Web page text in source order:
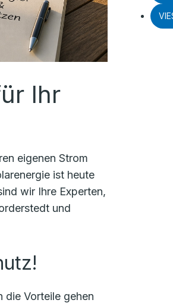
Ihr
eigenen Strom
ist heute
wir Ihre Experten,
und
die Vorteile gehen